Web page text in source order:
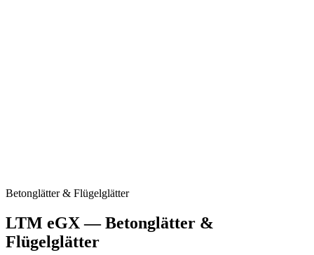
Betonglätter & Flügelglätter
LTM eGX—Betonglätter &
Flügelglätter